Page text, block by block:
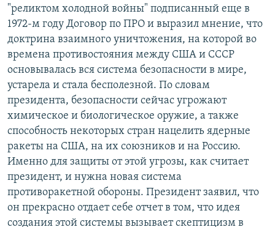
"реликтом холодной войны" подписанный еще в
1972-м году Договор по ПРО и выразил мнение, что
доктрина взаимного уничтожения, на которой во
времена противостояния между США и СССР
основывалась вся система безопасности в мире,
устарела и стала бесполезной. По словам
президента, безопасности сейчас угрожают
химическое и биологическое оружие, а также
способность некоторых стран нацелить ядерные
ракеты на США, на их союзников и на Россию.
Именно для защиты от этой угрозы, как считает
президент, и нужна новая система
противоракетной обороны. Президент заявил, что
он прекрасно отдает себе отчет в том, что идея
создания этой системы вызывает скептицизм в